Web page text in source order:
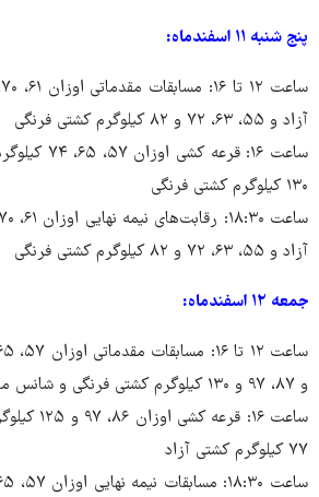
پنج شنبه ۱۱ اسفندماه:
آزاد و ۵۵، ۶۳، ۷۲ و ۸۲ کیلوگرم کشتی فرنگی
۱۳۰ کیلوگرم کشتی فرنگی
آزاد و ۵۵، ۶۳، ۷۲ و ۸۲ کیلوگرم کشتی فرنگی
جمعه ۱۲ اسفندماه:
و ۸۷، ۹۷ و ۱۳۰ کیلوگرم کشتی فرنگی و شانس مجدد اوزان روز قبل
۷۷ کیلوگرم کشتی آزاد